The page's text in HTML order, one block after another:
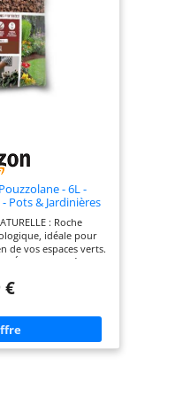
- 6L -
Pots & Jardinières
: Roche
idéale pour
de vos espaces verts.
: Préserve
PROTECTION
été comme hiver.
HERBES :
l’entretien et
POLYVALENCE
€